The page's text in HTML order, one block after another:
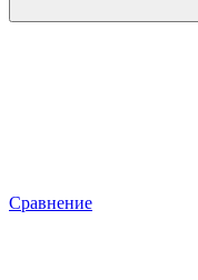
Сравнение